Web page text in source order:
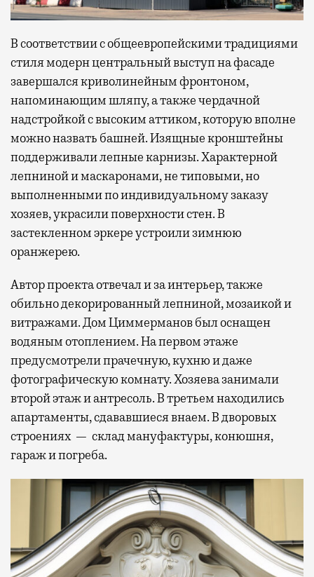
В соответствии с общеевропейскими традициями
стиля модерн центральный выступ на фасаде
завершался криволинейным фронтоном,
напоминающим шляпу, а также чердачной
надстройкой с высоким аттиком, которую вполне
можно назвать башней. Изящные кронштейны
поддерживали лепные карнизы. Характерной
лепниной и маскаронами, не типовыми, но
выполненными по индивидуальному заказу
хозяев, украсили поверхности стен. В
застекленном эркере устроили зимнюю
оранжерею.
Автор проекта отвечал и за интерьер, также
обильно декорированный лепниной, мозаикой и
витражами. Дом Циммерманов был оснащен
водяным отоплением. На первом этаже
предусмотрели прачечную, кухню и даже
фотографическую комнату. Хозяева занимали
второй этаж и антресоль. В третьем находились
апартаменты, сдававшиеся внаем. В дворовых
строениях — склад мануфактуры, конюшня,
гараж и погреба.